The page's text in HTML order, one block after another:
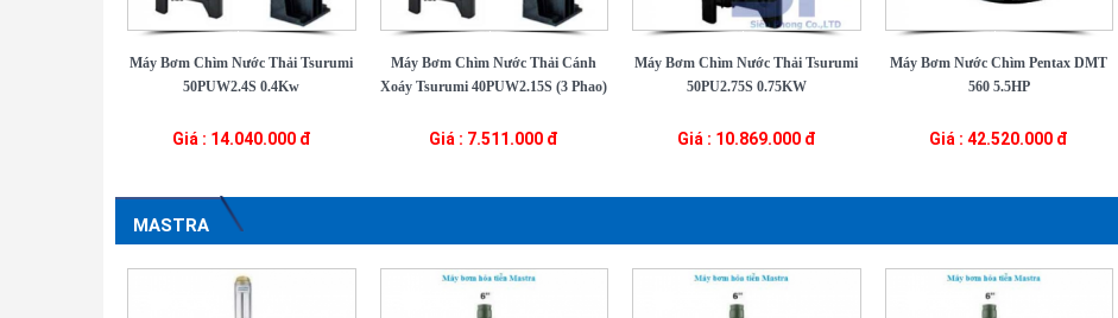
Máy Bơm Chìm Nước Thải Tsurumi
50PUW2.4S 0.4Kw
Giá : 14.040.000 đ
Máy Bơm Chìm Nước Thải Cánh
Xoáy Tsurumi 40PUW2.15S (3 Phao)
Giá : 7.511.000 đ
Máy Bơm Chìm Nước Thải Tsurumi
50PU2.75S 0.75KW
Giá : 10.869.000 đ
Máy Bơm Nước Chìm Pentax DMT
560 5.5HP
Giá : 42.520.000 đ
MASTRA